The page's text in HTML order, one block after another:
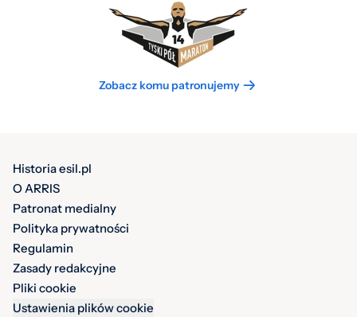
Zobacz komu patronujemy
Historia esil.pl
O ARRIS
Patronat medialny
Polityka prywatności
Regulamin
Zasady redakcyjne
Pliki cookie
Ustawienia plików cookie